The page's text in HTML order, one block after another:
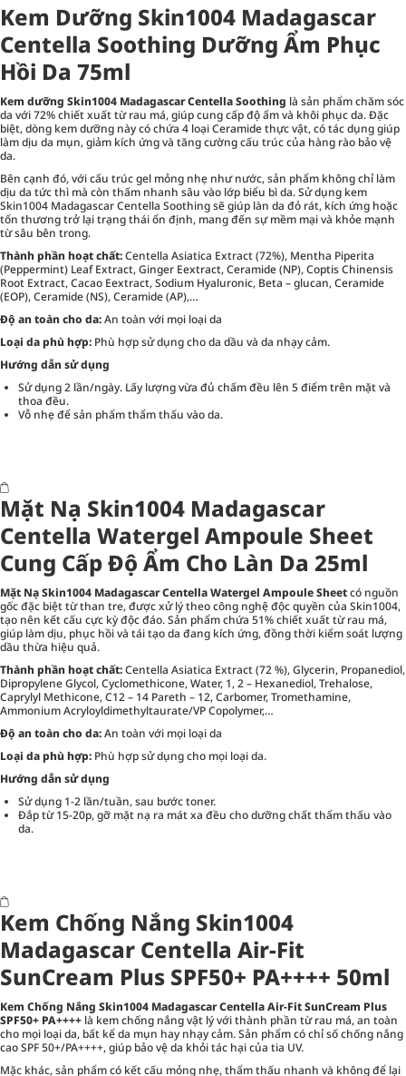
Kem Dưỡng Skin1004 Madagascar
Centella Soothing Dưỡng Ẩm Phục
Hồi Da 75ml
Kem dưỡng Skin1004 Madagascar Centella Soothing là sản phẩm chăm sóc
da với 72% chiết xuất từ rau má, giúp cung cấp độ ẩm và khôi phục da. Đặc
biệt, dòng kem dưỡng này có chứa 4 loại Ceramide thực vật, có tác dụng giúp
làm dịu da mụn, giảm kích ứng và tăng cường cấu trúc của hàng rào bảo vệ
da.
Bên cạnh đó, với cấu trúc gel mỏng nhẹ như nước, sản phẩm không chỉ làm
dịu da tức thì mà còn thấm nhanh sâu vào lớp biểu bì da. Sử dụng kem
Skin1004 Madagascar Centella Soothing sẽ giúp làn da đỏ rát, kích ứng hoặc
tổn thương trở lại trạng thái ổn định, mang đến sự mềm mại và khỏe mạnh
từ sâu bên trong.
Thành phần hoạt chất:Centella Asiatica Extract (72%), Mentha Piperita
(Peppermint) Leaf Extract, Ginger Eextract, Ceramide (NP), Coptis Chinensis
Root Extract, Cacao Eextract, Sodium Hyaluronic, Beta – glucan, Ceramide
(EOP), Ceramide (NS), Ceramide (AP),…
Độ an toàn cho da:An toàn với mọi loại da
Loại da phù hợp: Phù hợp sử dụng cho da dầu và da nhạy cảm.
Hướng dẫn sử dụng
Sử dụng 2 lần/ngày. Lấy lượng vừa đủ chấm đều lên 5 điểm trên mặt và
thoa đều.
Vỗ nhẹ để sản phẩm thẩm thấu vào da.
Mặt Nạ Skin1004 Madagascar
Centella Watergel Ampoule Sheet
Cung Cấp Độ Ẩm Cho Làn Da 25ml
Mặt Nạ Skin1004 Madagascar Centella Watergel Ampoule Sheetcó nguồn
gốc đặc biệt từ than tre, được xử lý theo công nghệ độc quyền của Skin1004,
tạo nên kết cấu cực kỳ độc đáo. Sản phẩm chứa 51% chiết xuất từ rau má,
giúp làm dịu, phục hồi và tái tạo da đang kích ứng, đồng thời kiểm soát lượng
dầu thừa hiệu quả.
Thành phần hoạt chất:Centella Asiatica Extract (72 %), Glycerin, Propanediol,
Dipropylene Glycol, Cyclomethicone, Water, 1, 2 – Hexanediol, Trehalose,
Caprylyl Methicone, C12 – 14 Pareth – 12, Carbomer, Tromethamine,
Ammonium Acryloyldimethyltaurate/​VP Copolymer,…
Độ an toàn cho da:An toàn với mọi loại da
Loại da phù hợp: Phù hợp sử dụng cho mọi loại da.
Hướng dẫn sử dụng
Sử dụng 1-2 lần/tuần, sau bước toner.
Đắp từ 15-20p, gỡ mặt nạ ra mát xa đều cho dưỡng chất thẩm thấu vào
da.
Kem Chống Nắng Skin1004
Madagascar Centella Air-Fit
SunCream Plus SPF50+ PA++++ 50ml
Kem Chống Nắng Skin1004 Madagascar Centella Air-Fit SunCream Plus
SPF50+ PA++++ là kem chống nắng vật lý với thành phần từ rau má, an toàn
cho mọi loại da, bất kể da mụn hay nhạy cảm. Sản phẩm có chỉ số chống nắng
cao SPF 50+/PA++++, giúp bảo vệ da khỏi tác hại của tia UV.
Mặc khác, sản phẩm có kết cấu mỏng nhẹ, thẩm thấu nhanh và không để lại